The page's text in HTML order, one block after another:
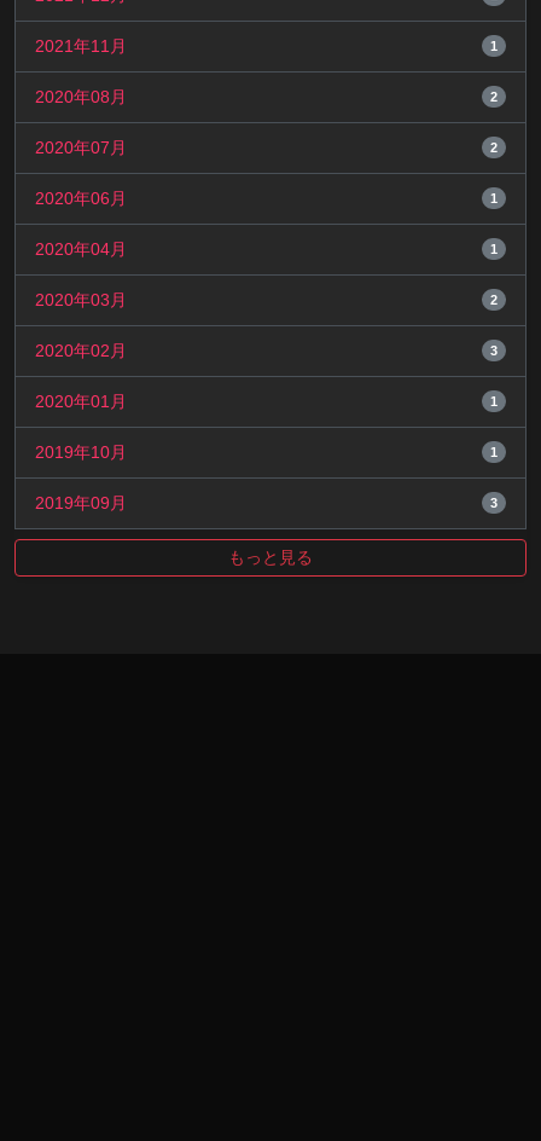
2021年11月 1
2020年08月 2
2020年07月 2
2020年06月 1
2020年04月 1
2020年03月 2
2020年02月 3
2020年01月 1
2019年10月 1
2019年09月 3
もっと見る